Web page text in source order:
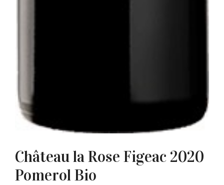
Château la Rose Figeac 2020
Pomerol Bio